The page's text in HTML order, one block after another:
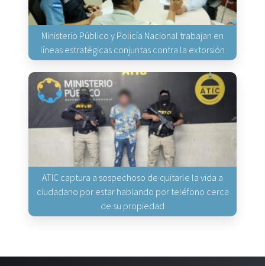
Ministerio Público y Policía Nacional trabajan en
líneas estratégicas conjuntas contra la extorsión
ATIC captura a sospechoso de quitarle la vida a
ciudadano por estar hablando por teléfono cerca
de su propiedad